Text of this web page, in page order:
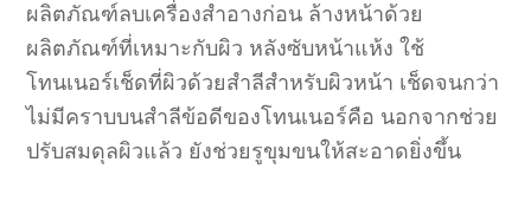
ผลิตภัณฑ์ลบเครื่องสำอางก่อน ล้างหน้าด้วย
ผลิตภัณฑ์ที่เหมาะกับผิว หลังซับหน้าแห้ง ใช้
โทนเนอร์เช็ดที่ผิวด้วยสำลีสำหรับผิวหน้า เช็ดจนกว่า
ไม่มีคราบบนสำลีข้อดีของโทนเนอร์คือ นอกจากช่วย
ปรับสมดุลผิวแล้ว ยังช่วยรูขุมขนให้สะอาดยิ่งขึ้น